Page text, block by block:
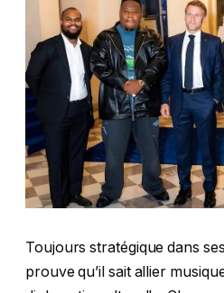
Toujours stratégique dans
prouve qu’il sait allier